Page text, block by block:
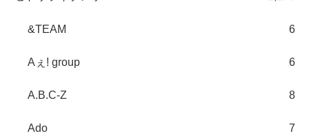
&TEAM 6
Aぇ! group 6
A.B.C-Z 8
Ado 7